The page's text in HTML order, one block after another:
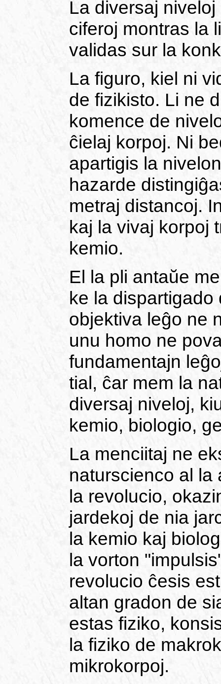
La diversaj
ciferoj montras la
validas sur la
La figuro, kiel ni
de fizikisto. Li ne
komence de
ĉielaj korpoj. Ni
apartigis la
hazarde
metraj distancoj.
kaj la vivaj korpoj
kemio.
El la pli antaŭe
ke la
objektiva leĝo ne
unu homo ne
fundamentajn
tial, ĉar mem la
diversaj niveloj,
kemio, biologio,
La menciitaj ne
naturscienco al la
la revolucio,
jardekoj de nia
la kemio kaj
la vorton
revolucio ĉesis
altan gradon de
estas fiziko,
la fiziko de
mikrokorpoj.